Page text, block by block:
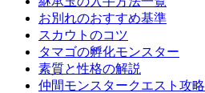
お別れのおすすめ基準
スカウトのコツ
タマゴの孵化モンスター
素質と性格の解説
仲間モンスタークエスト攻略